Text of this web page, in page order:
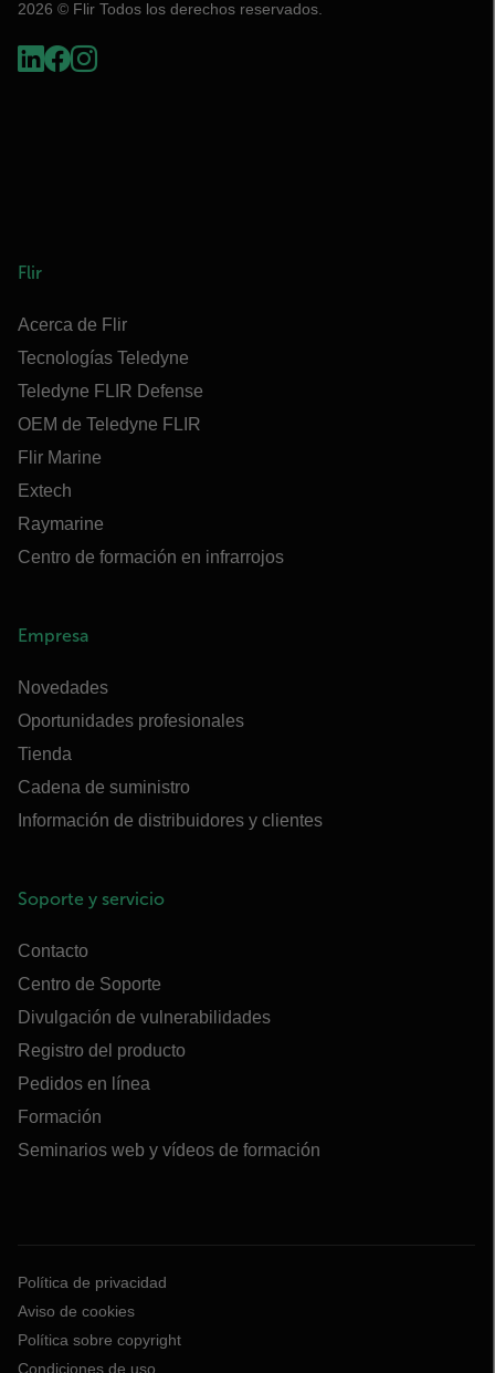
2026 © Flir Todos los derechos reservados.
Flir
Acerca de Flir
Tecnologías Teledyne
Teledyne FLIR Defense
OEM de Teledyne FLIR
Flir Marine
Extech
Raymarine
Centro de formación en infrarrojos
Empresa
Novedades
Oportunidades profesionales
Tienda
Cadena de suministro
Información de distribuidores y clientes
Soporte y servicio
Contacto
Centro de Soporte
Divulgación de vulnerabilidades
Registro del producto
Pedidos en línea
Formación
Seminarios web y vídeos de formación
Política de privacidad
Aviso de cookies
Política sobre copyright
Condiciones de uso